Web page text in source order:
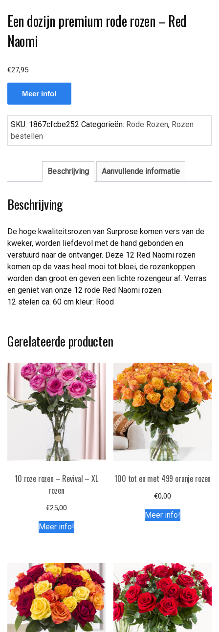
Een dozijn premium rode rozen – Red
Naomi
€27,95
Meer info!
SKU: 1867cfcbe252 Categorieën: Rode Rozen, Rozen
bestellen
Beschrijving Aanvullende informatie
Beschrijving
De hoge kwaliteitsrozen van Surprose komen vers van de
kweker, worden liefdevol met de hand gebonden en
verstuurd naar de ontvanger. Deze 12 Red Naomi rozen
komen op de vaas heel mooi tot bloei, de rozenkoppen
worden dan groot en geven een lichte rozengeur af. Verras
en geniet van onze 12 rode Red Naomi rozen.
12 stelen ca. 60 cm kleur: Rood
Gerelateerde producten
10 roze rozen – Revival – XL
rozen
€25,00
Meer info!
100 tot en met 499 oranje rozen
€0,00
Meer info!